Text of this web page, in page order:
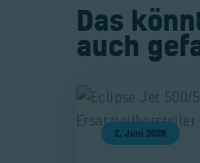
Das
auch
2. Juni 2026